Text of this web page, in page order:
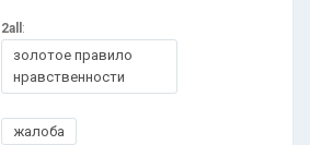
2all :
золотое правило
нравственности
жалоба